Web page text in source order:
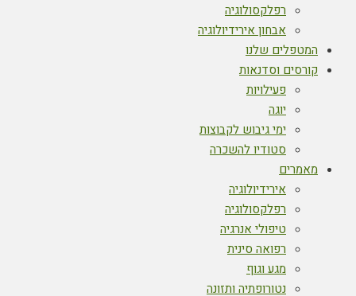
רפלקסולוגיה
אבחון אירידיולוגיה
המטפלים שלנו
קורסים וסדנאות
פעילויות
יוגה
ימי גיבוש לקבוצות
סטודיו להשכרה
מאמרים
אירידיולוגיה
רפלקסולוגיה
טיפולי אנרגיה
רפואה סינית
מגע וגוף
נטורופתיה ותזונה